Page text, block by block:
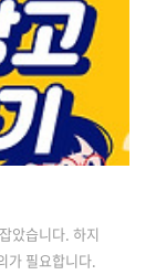
았습니다. 하지
가 필요합니다.